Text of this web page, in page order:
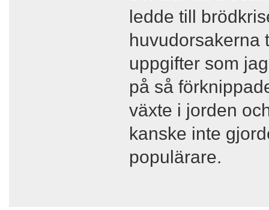
ledde till
huvudorsakerna
uppgifter som
på så
växte i jorden
kanske inte
populärare.